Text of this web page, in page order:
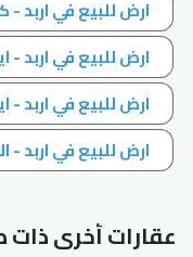
ارض للبيع في اربد -
ارض للبيع في اربد -
ارض للبيع في اربد -
ارض للبيع في اربد -
عقارات أخرى ذات